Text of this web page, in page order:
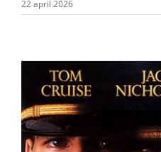
22 april 2026